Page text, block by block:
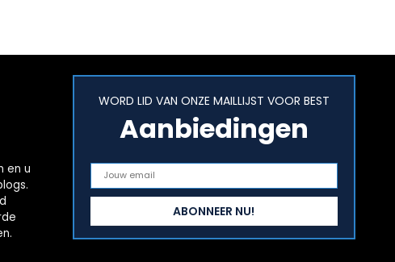
en u
WORD LID VAN ONZE MAILLIJST VOOR BEST
Aanbiedingen